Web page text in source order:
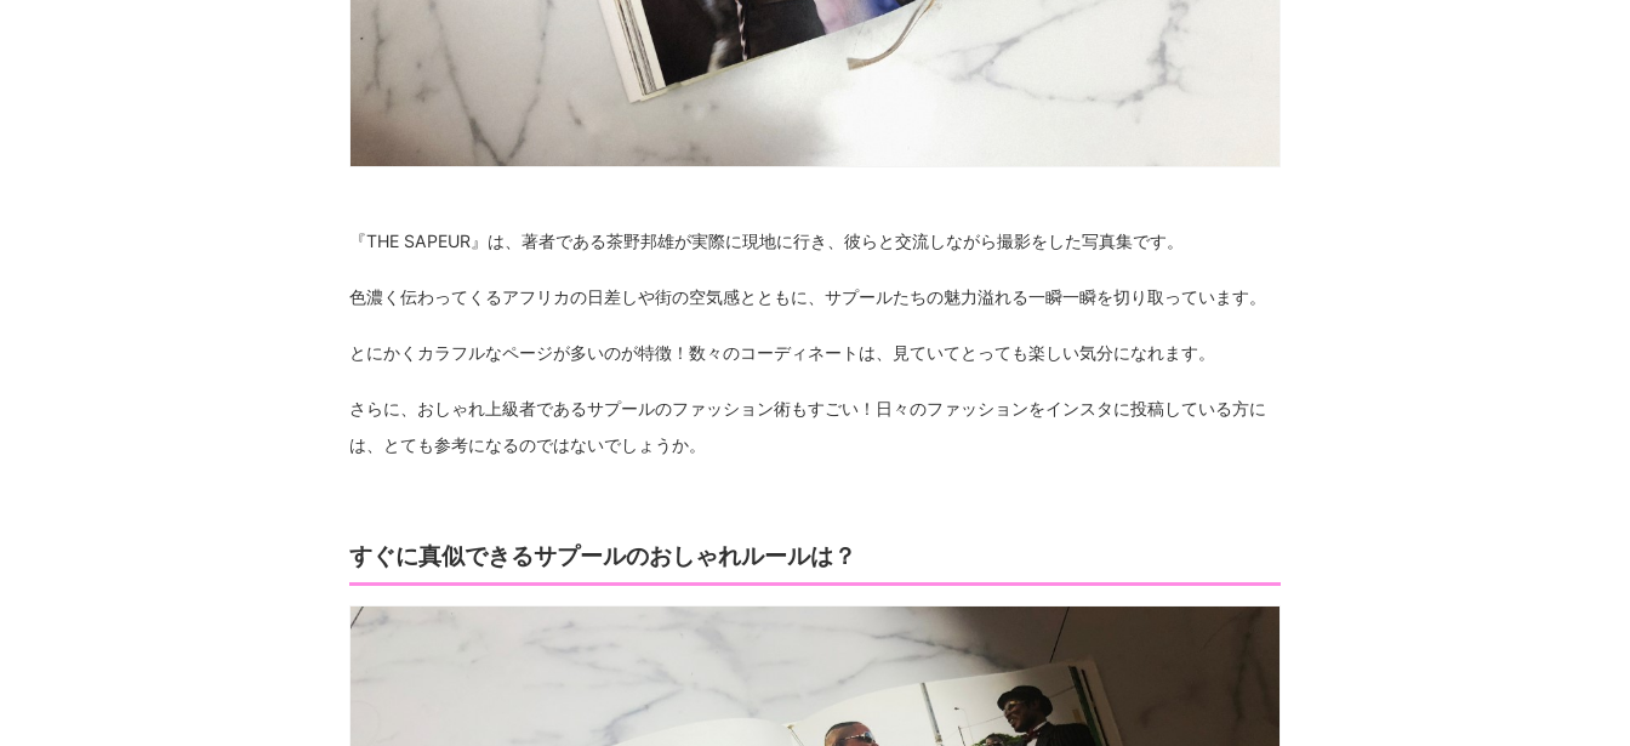
『THE SAPEUR』は、著者である茶野邦雄が実際に現地に行き、彼らと交流しながら撮影をした写真集です。
色濃く伝わってくるアフリカの日差しや街の空気感とともに、サプールたちの魅力溢れる一瞬一瞬を切り取っています。
とにかくカラフルなページが多いのが特徴！数々のコーディネートは、見ていてとっても楽しい気分になれます。
さらに、おしゃれ上級者であるサプールのファッション術もすごい！日々のファッションをインスタに投稿している方に
は、とても参考になるのではないでしょうか。
すぐに真似できるサプールのおしゃれルールは？